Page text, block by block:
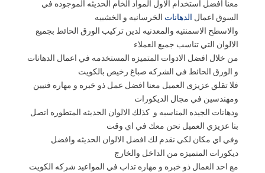
معنا افضل استخدام الاول المواد الخام الحديثه الموجوده في
السوق اعمال الدهانات الخرسانيه و الخشبيه
والاسطح الاسمنتيه والمعدنيه لدين تركيب الورق الحائط بجميع
الالوان التي تناسب جميع العملاء
من خلال افضل الادوات المتميزه المستخدمه في اعمال الدهانات
و الورق الحائط في الشركه صباغ رخيص بالكويت
فلا تقلق عزيزى العميل معنا افضل عمل ذو خبره و مهاره فنيين
ومهندسين في مجال الديكورات
ودهانات الجيده المناسبه و كذلك الالوان الحديثه المتطوره اتصل
بنا عزيزي العميل نحن معك في اي وقت
وفي اي مكان لكي نقدم لك افضل الالوان الحديثه وافضل
ديكورات المتميزه من الداخل والخارج
مع احد العمال ذو خبره و مهاره تذاب في المواعيد شركه الكويت